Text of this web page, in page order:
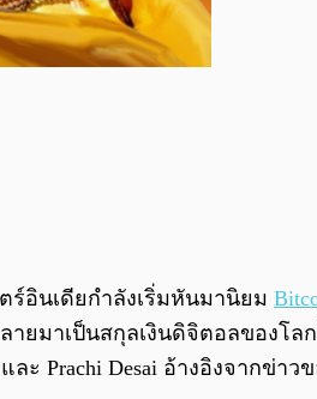
ร์อินเดียกำลังเริ่มหันมานิยม
าเป็นสกุลเงินดิจิตอลของโลก
และ Prachi Desai อ้างอิงจากข่า